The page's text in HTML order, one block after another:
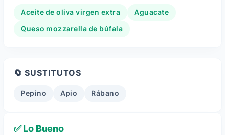
Aceite de oliva virgen extra Aguacate
Queso mozzarella de búfala
🔄 SUSTITUTOS
Pepino Apio Rábano
✅ Lo Bueno